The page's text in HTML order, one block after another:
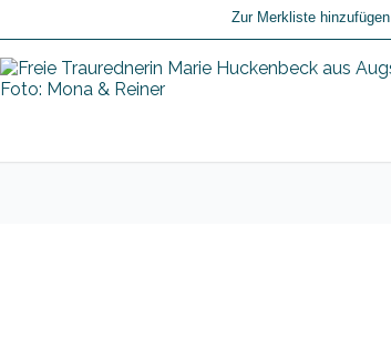
Zur Merkliste hinzufügen
Foto: Mona & Reiner